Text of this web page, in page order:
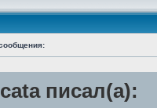
писал(а):